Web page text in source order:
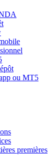
ou MT5
premières